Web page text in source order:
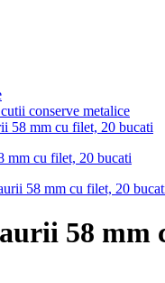
conserve metalice
58 mm cu filet, 20 bucati
58 mm